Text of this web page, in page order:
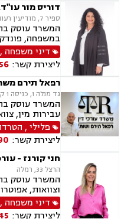
דוריס מור
ספיר 7, מודיעין רעות
המשרד עוסק
במשפחה,
הסכמי ממון,
הורות חד
אימוץ, חלוקת
ייפוי כוח
דיני משפחה ,
ליצירת קשר:
רפאל תירם
גד מנלה 1, כניסה 1 קומה 4, נתניה
המשרד עוסק
עבירות מין,
אלימות
תעבורה, נהיגה
פסילת רישיון
בדרכים,
הסכמי ממון,
פלילי,
ליצירת קשר:
חני קורנז -
הרצל 33, רמלה
המשרד עוסק
וצוואות,
הורי, אלימות
הסכמי ממון,
דיני משפחה ,
ליצירת קשר: